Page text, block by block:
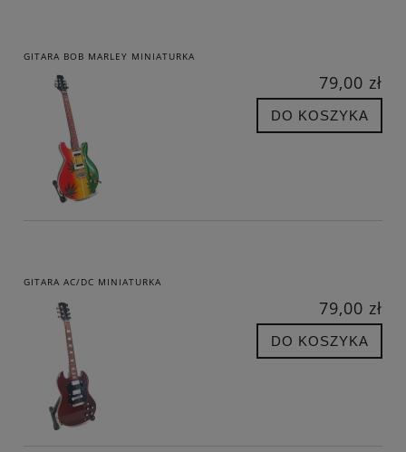
GITARA BOB MARLEY MINIATURKA
79,00 zł
DO KOSZYKA
GITARA AC/DC MINIATURKA
79,00 zł
DO KOSZYKA